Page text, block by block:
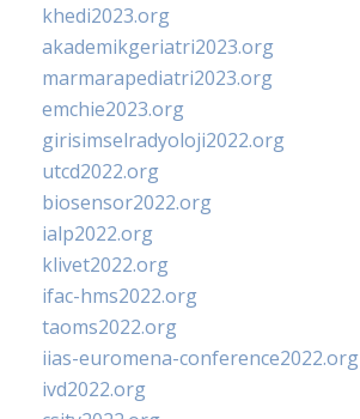
khedi2023.org
akademikgeriatri2023.org
marmarapediatri2023.org
emchie2023.org
girisimselradyoloji2022.org
utcd2022.org
biosensor2022.org
ialp2022.org
klivet2022.org
ifac-hms2022.org
taoms2022.org
iias-euromena-conference2022.org
ivd2022.org